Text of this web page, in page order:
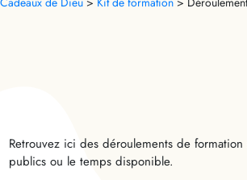
Retrouvez ici des déroulements de formation
publics ou le temps disponible.